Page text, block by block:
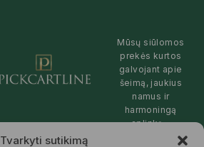
Tvarkyti sutikimą
Mūsų siūlomos
prekės kurtos
galvojant apie
šeimą, jaukius
namus ir
harmoningą
aplinką –